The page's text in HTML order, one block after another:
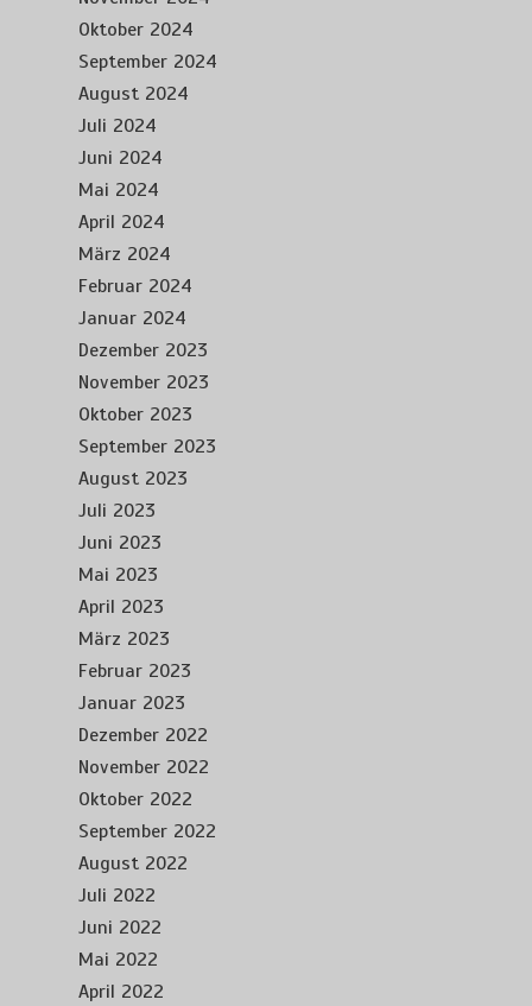
Oktober 2024
September 2024
August 2024
Juli 2024
Juni 2024
Mai 2024
April 2024
März 2024
Februar 2024
Januar 2024
Dezember 2023
November 2023
Oktober 2023
September 2023
August 2023
Juli 2023
Juni 2023
Mai 2023
April 2023
März 2023
Februar 2023
Januar 2023
Dezember 2022
November 2022
Oktober 2022
September 2022
August 2022
Juli 2022
Juni 2022
Mai 2022
April 2022